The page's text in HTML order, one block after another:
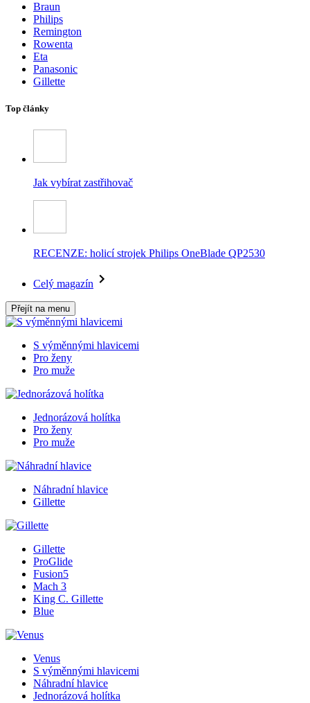
Braun
Philips
Remington
Rowenta
Eta
Panasonic
Gillette
Top články
Jak vybírat zastřihovač
RECENZE: holicí strojek Philips OneBlade QP2530
Celý magazín
Přejít na menu
S výměnnými hlavicemi
Pro ženy
Pro muže
Jednorázová holítka
Pro ženy
Pro muže
Náhradní hlavice
Gillette
Gillette
ProGlide
Fusion5
Mach 3
King C. Gillette
Blue
Venus
S výměnnými hlavicemi
Náhradní hlavice
Jednorázová holítka